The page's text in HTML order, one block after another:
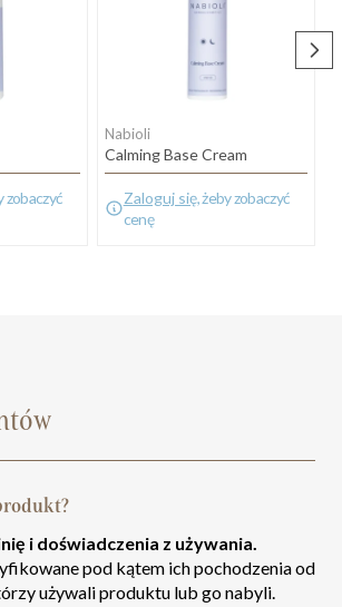
zobaczyć
Nabioli
Calming Base Cream
Zaloguj się, żeby zobaczyć
cenę
i doświadczenia z używania.
pod kątem ich pochodzenia od
używali produktu lub go nabyli.